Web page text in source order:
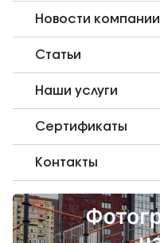
Новости компании
Статьи
Наши услуги
Сертификаты
Контакты